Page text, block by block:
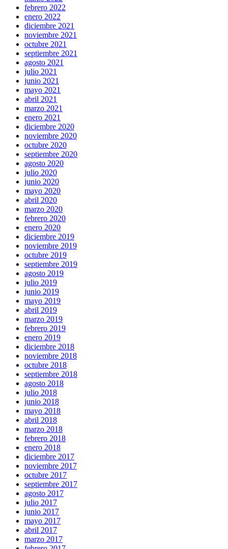
febrero 2022
enero 2022
diciembre 2021
noviembre 2021
octubre 2021
septiembre 2021
agosto 2021
julio 2021
junio 2021
mayo 2021
abril 2021
marzo 2021
enero 2021
diciembre 2020
noviembre 2020
octubre 2020
septiembre 2020
agosto 2020
julio 2020
junio 2020
mayo 2020
abril 2020
marzo 2020
febrero 2020
enero 2020
diciembre 2019
noviembre 2019
octubre 2019
septiembre 2019
agosto 2019
julio 2019
junio 2019
mayo 2019
abril 2019
marzo 2019
febrero 2019
enero 2019
diciembre 2018
noviembre 2018
octubre 2018
septiembre 2018
agosto 2018
julio 2018
junio 2018
mayo 2018
abril 2018
marzo 2018
febrero 2018
enero 2018
diciembre 2017
noviembre 2017
octubre 2017
septiembre 2017
agosto 2017
julio 2017
junio 2017
mayo 2017
abril 2017
marzo 2017